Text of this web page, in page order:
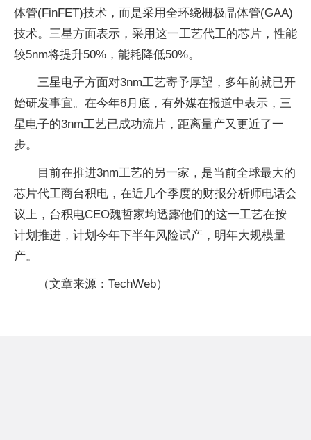
体管(FinFET)技术，而是采用全环绕栅极晶体管(GAA)
技术。三星方面表示，采用这一工艺代工的芯片，性能
较5nm将提升50%，能耗降低50%。
三星电子方面对3nm工艺寄予厚望，多年前就已开
始研发事宜。在今年6月底，有外媒在报道中表示，三
星电子的3nm工艺已成功流片，距离量产又更近了一
步。
目前在推进3nm工艺的另一家，是当前全球最大的
芯片代工商台积电 ，在近几个季度的财报分析师电话会
议上， 台积电CEO魏哲家均透露他们的这一工艺在按
计划推进，计划今年下半年风险试产，明年大规模量
产。
（文章来源：TechWeb）